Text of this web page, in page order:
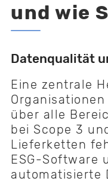
und wie
Datenqualität
Eine zentrale
über alle
bei Scope 3
Lieferketten
ESG-Software
automatisierte